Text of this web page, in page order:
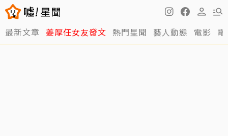
最新文章 姜厚任女友發文 熱門星聞 藝人動態 電影